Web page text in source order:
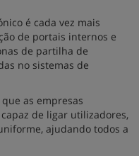
é cada vez mais
de portais internos e
de partilha de
no sistemas de
as empresas
de ligar utilizadores,
ajudando todos a